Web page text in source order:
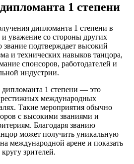
1 степени
дипломанта 1 степени в
уважение со стороны других
подтверждает высокий
и технических навыков танцора,
спонсоров, работодателей и
индустрии.
1 степени — это
международных
Такие мероприятия обычно
с высокими званиями и
Благодаря званию
может получить уникальную
международной арене и показать
зрителей.